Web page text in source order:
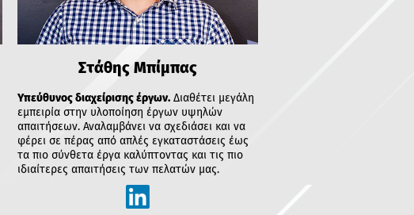
Στάθης Μπίμπας
Υπεύθυνος διαχείρισης έργων. Διαθέτει μεγάλη
εμπειρία στην υλοποίηση έργων υψηλών
απαιτήσεων. Αναλαμβάνει να σχεδιάσει και να
φέρει σε πέρας από απλές εγκαταστάσεις έως
τα πιο σύνθετα έργα καλύπτοντας και τις πιο
ιδιαίτερες απαιτήσεις των πελατών μας.